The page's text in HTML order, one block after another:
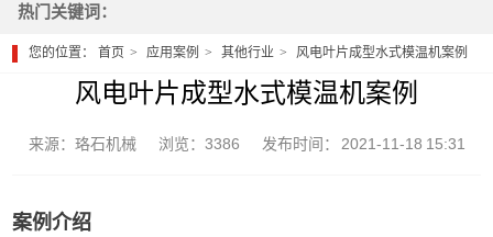
热门关键词：
您的位置：首页 应用案例 其他行业 风电叶片成型水式模温机案例
风电叶片成型水式模温机案例
来源：珞石机械 浏览：3386 发布时间： 2021-11-18 15:31
案例介绍